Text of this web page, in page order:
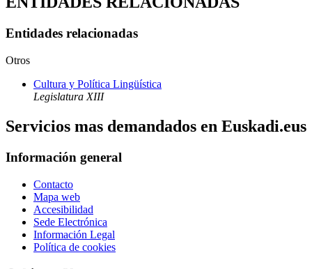
Entidades relacionadas
Otros
Cultura y Política Lingüística
Legislatura XIII
Servicios mas demandados en Euskadi.eus
Información general
Contacto
Mapa web
Accesibilidad
Sede Electrónica
Información Legal
Política de cookies